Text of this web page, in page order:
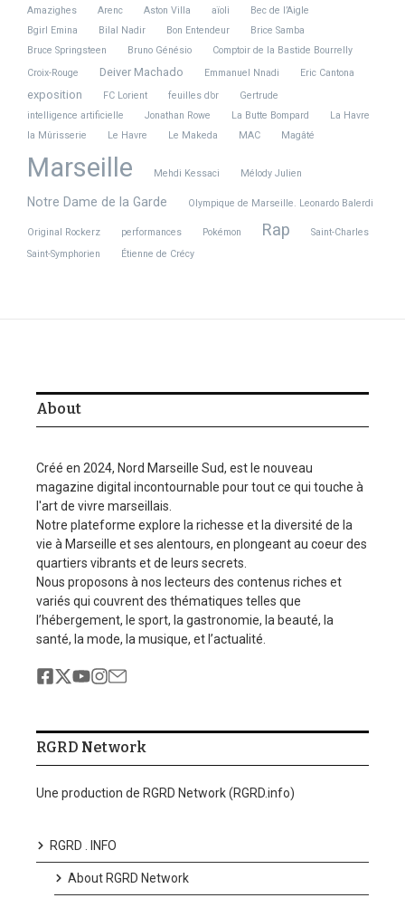
Amazighes
Arenc Aston Villa aïoli
Bec de l’Aigle
Bgirl Emina
Bilal Nadir Bon Entendeur
Brice Samba
Bruce Springsteen
Bruno Génésio
Comptoir de la Bastide Bourrelly
Croix-Rouge
Deiver Machado Emmanuel Nnadi Eric Cantona
exposition FC Lorient feuilles d’or
Gertrude
intelligence artificielle
Jonathan Rowe La Butte Bompard
La Havre
la Mûrisserie
Le Havre Le Makeda MAC Magâté
Marseille Mehdi Kessaci Mélody Julien
Notre Dame de la Garde Olympique de Marseille. Leonardo Balerdi
Original Rockerz performances Pokémon Rap
Saint-Charles
Saint-Symphorien
Étienne de Crécy
About
Créé en 2024, Nord Marseille Sud, est le nouveau
magazine digital incontournable pour tout ce qui touche à
l'art de vivre marseillais.
Notre plateforme explore la richesse et la diversité de la
vie à Marseille et ses alentours, en plongeant au coeur des
quartiers vibrants et de leurs secrets.
Nous proposons à nos lecteurs des contenus riches et
variés qui couvrent des thématiques telles que
l’hébergement, le sport, la gastronomie, la beauté, la
santé, la mode, la musique, et l’actualité.
RGRD Network
Une production de RGRD Network (RGRD.info)
RGRD . INFO
About RGRD Network